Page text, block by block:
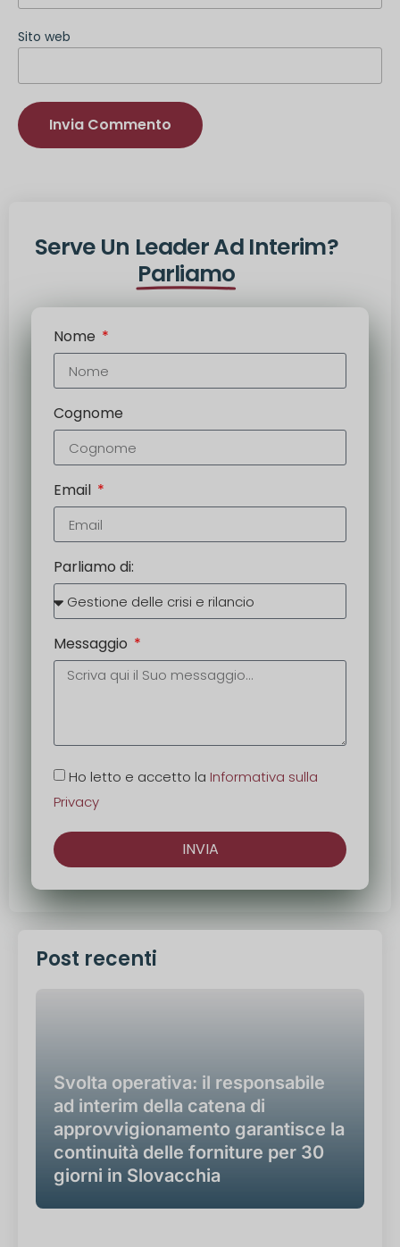
Sito web
Serve Un Leader Ad Interim?
Parliamo
Nome
Cognome
Email
Parliamo di:
Messaggio
Ho letto e accetto la Informativa sulla
Privacy
INVIA
Post recenti
Svolta operativa: il responsabile
ad interim della catena di
approvvigionamento garantisce la
continuità delle forniture per 30
giorni in Slovacchia